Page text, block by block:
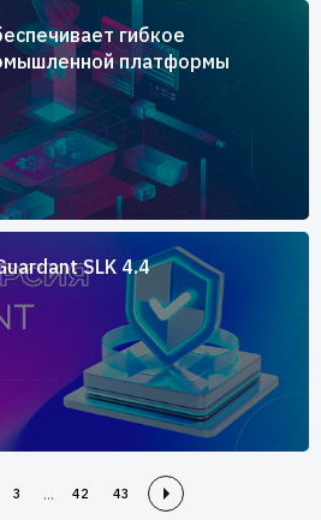
гибкое
платформы
SLK 4.4
3 ... 42 43